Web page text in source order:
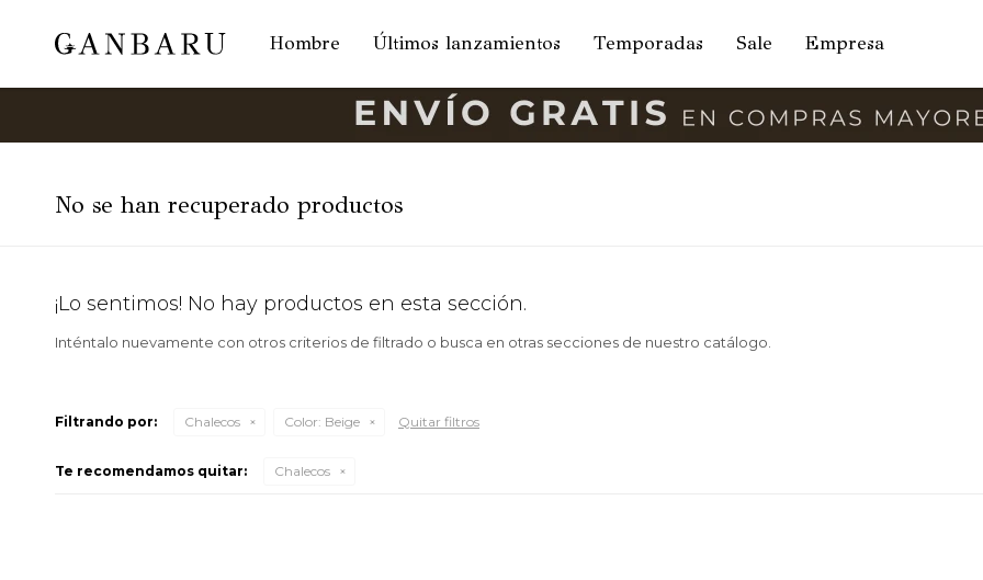
Hombre Últimos lanzamientos Temporadas Sale Empresa
No se han recuperado productos
¡Lo sentimos! No hay productos en esta sección.
Inténtalo nuevamente con otros criterios de filtrado o busca en otras secciones de nuestro catálogo.
Filtrando por: Chalecos Color: Beige Quitar filtros
Te recomendamos quitar: Chalecos